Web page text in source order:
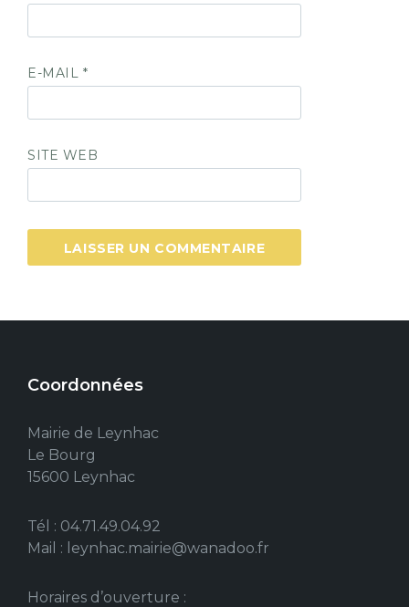
E-MAIL *
SITE WEB
Coordonnées
Mairie de Leynhac
Le Bourg
15600 Leynhac
Tél : 04.71.49.04.92
Mail : leynhac.mairie@wanadoo.fr
Horaires d’ouverture :